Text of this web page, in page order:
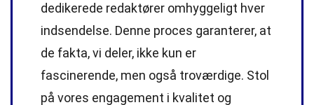
dedikerede redaktører omhyggeligt hver
indsendelse. Denne proces garanterer, at
de fakta, vi deler, ikke kun er
fascinerende, men også troværdige. Stol
på vores engagement i kvalitet og